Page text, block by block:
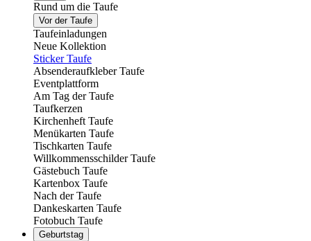
Rund um die Taufe
Vor der Taufe
Taufeinladungen
Neue Kollektion
Sticker Taufe
Absenderaufkleber Taufe
Eventplattform
Am Tag der Taufe
Taufkerzen
Kirchenheft Taufe
Menükarten Taufe
Tischkarten Taufe
Willkommensschilder Taufe
Gästebuch Taufe
Kartenbox Taufe
Nach der Taufe
Dankeskarten Taufe
Fotobuch Taufe
Geburtstag